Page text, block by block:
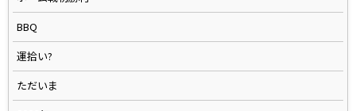
BBQ
運拾い?
ただいま